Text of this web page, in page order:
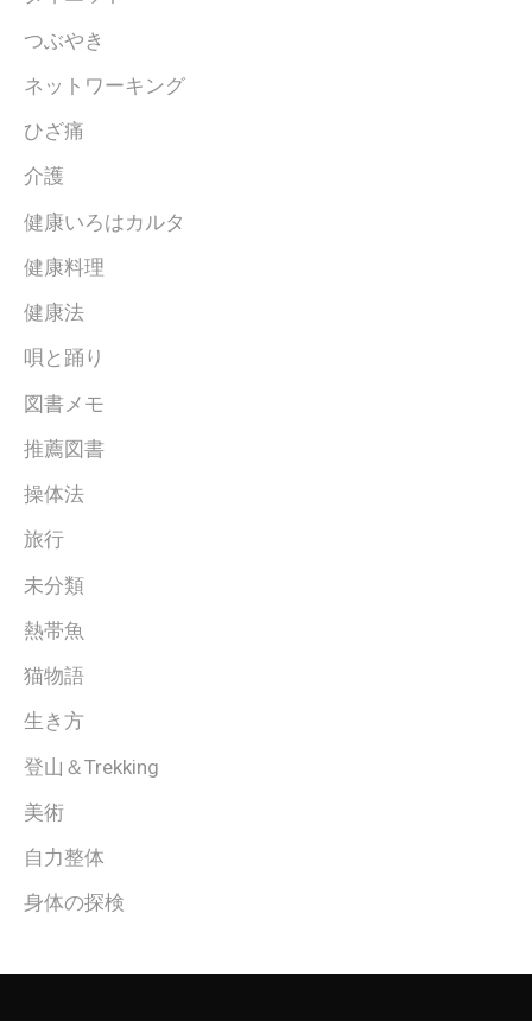
つぶやき
ネットワーキング
ひざ痛
介護
健康いろはカルタ
健康料理
健康法
唄と踊り
図書メモ
推薦図書
操体法
旅行
未分類
熱帯魚
猫物語
生き方
登山＆Trekking
美術
自力整体
身体の探検